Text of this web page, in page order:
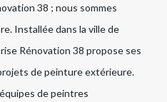
38 ; nous sommes
Installée dans la ville de
Rénovation 38 propose ses
de peinture extérieure.
de peintres